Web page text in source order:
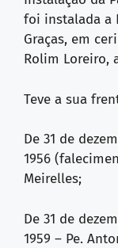
foi instalada a
Graças, em
Rolim Loreiro,
Teve a sua
De 31 de
1956
Meirelles;
De 31 de
1959 – Pe.